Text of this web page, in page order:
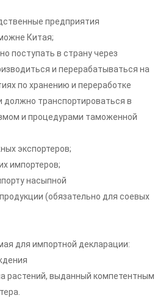
предприятия
Китая;
поступать в страну через
и перерабатываться на
по хранению и переработке
должно транспортироваться в
и процедурами таможенной
экспортеров;
импортеров;
насыпной
(обязательно для соевых
для импортной декларации:
растений, выданный компетентным